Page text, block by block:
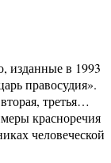
изданные в 1993
правосудия».
третья…
красноречия
человеческой